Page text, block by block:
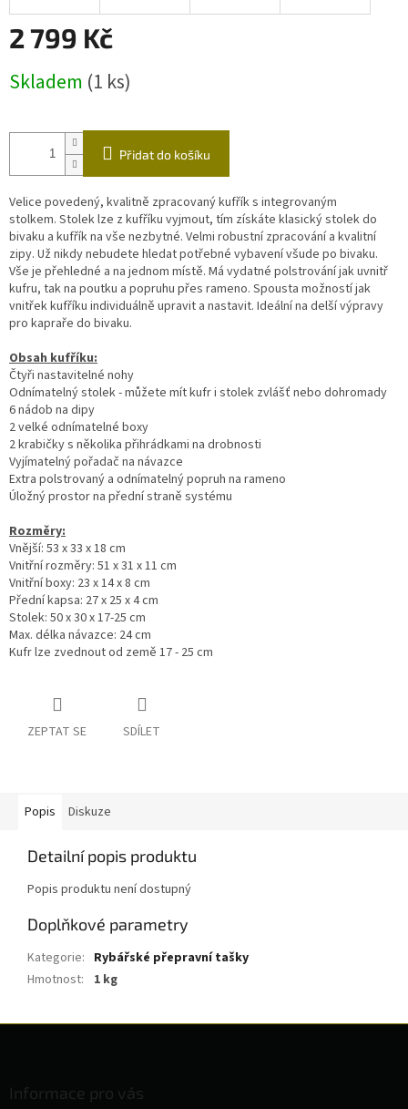
2 799 Kč
cena:
Skladem (1 ks)
Přidat do košíku
Velice povedený, kvalitně zpracovaný kufřík s integrovaným
stolkem. Stolek lze z kufříku vyjmout, tím získáte klasický stolek do
bivaku a kufřík na vše nezbytné. Velmi robustní zpracování a kvalitní
zipy. Už nikdy nebudete hledat potřebné vybavení všude po bivaku.
Vše je přehledné a na jednom místě. Má vydatné polstrování jak uvnitř
kufru, tak na poutku a popruhu přes rameno. Spousta možností jak
vnitřek kufříku individuálně upravit a nastavit. Ideální na delší výpravy
pro kapraře do bivaku.
Obsah kufříku:
Čtyři nastavitelné nohy
Odnímatelný stolek - můžete mít kufr i stolek zvlášť nebo dohromady
6 nádob na dipy
2 velké odnímatelné boxy
2 krabičky s několika přihrádkami na drobnosti
Vyjímatelný pořadač na návazce
Extra polstrovaný a odnímatelný popruh na rameno
Úložný prostor na přední straně systému
Rozměry:
Vnější: 53 x 33 x 18 cm
Vnitřní rozměry: 51 x 31 x 11 cm
Vnitřní boxy: 23 x 14 x 8 cm
Přední kapsa: 27 x 25 x 4 cm
Stolek: 50 x 30 x 17-25 cm
Max. délka návazce: 24 cm
Kufr lze zvednout od země 17 - 25 cm
ZEPTAT SE SDÍLET
Popis Diskuze
Detailní popis produktu
Popis produktu není dostupný
Doplňkové parametry
Kategorie: Rybářské přepravní tašky
Hmotnost: 1 kg
Informace pro vás